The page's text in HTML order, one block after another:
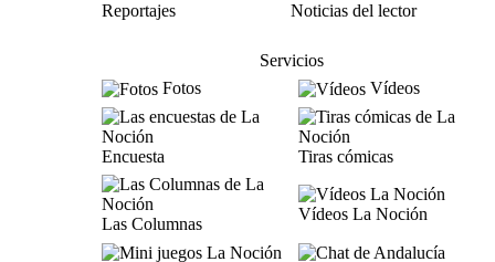
Reportajes
Noticias del lector
Servicios
Fotos
Vídeos
Encuesta Tiras cómicas
Las Columnas
Vídeos La Noción